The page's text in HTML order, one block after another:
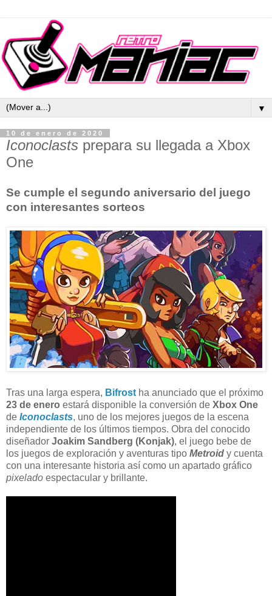
▼
10 de enero de 2020
Iconoclasts prepara su llegada a Xbox
One
Se cumple el segundo aniversario del juego
con interesantes sorteos
Tras una larga espera, Bifrost ha anunciado que el próximo
23 de enero estará disponible la conversión de Xbox One
de Iconoclasts, uno de los mejores juegos de la escena
independiente de los últimos tiempos. Obra del conocido
diseñador Joakim Sandberg (Konjak), el juego bebe de
los juegos de exploración y aventuras tipo Metroid y cuenta
con una interesante historia así como un apartado gráfico
pixelado espectacular y brillante.